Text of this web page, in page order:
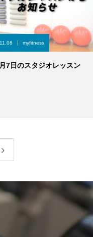
myfitness
7日のスタジオレッスン